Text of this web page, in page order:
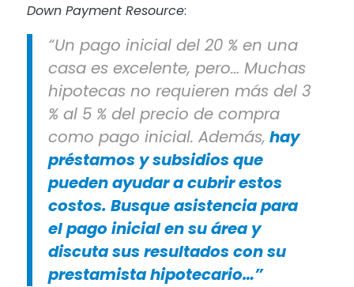
Down Payment Resource:
“Un pago inicial del 20 % en una
casa es excelente, pero… Muchas
hipotecas no requieren más del 3
% al 5 % del precio de compra
como pago inicial. Además, hay
préstamos y subsidios que
pueden ayudar a cubrir estos
costos. Busque asistencia para
el pago inicial en su área y
discuta sus resultados con su
prestamista hipotecario…”